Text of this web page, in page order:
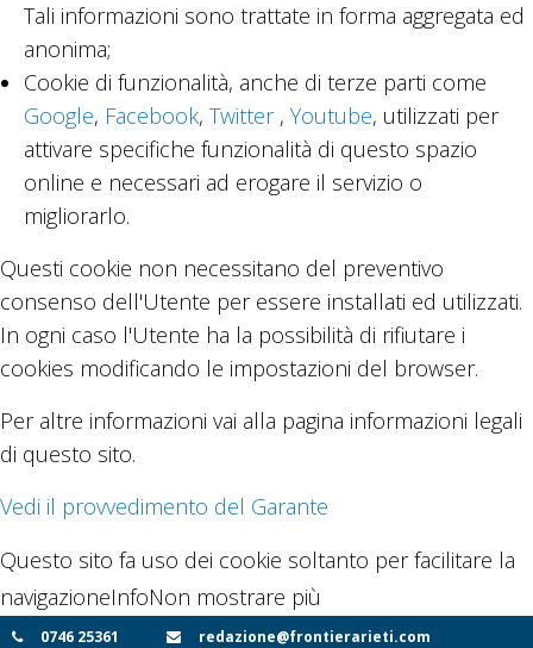
Tali informazioni sono trattate in forma aggregata ed
anonima;
Cookie di funzionalità, anche di terze parti come
Google, Facebook, Twitter, Youtube, utilizzati per
attivare specifiche funzionalità di questo spazio
online e necessari ad erogare il servizio o
migliorarlo.
Questi cookie non necessitano del preventivo
consenso dell'Utente per essere installati ed utilizzati.
In ogni caso l'Utente ha la possibilità di rifiutare i
cookies modificando le impostazioni del browser.
Per altre informazioni vai alla pagina informazioni legali
di questo sito.
Vedi il provvedimento del Garante
Questo sito fa uso dei cookie soltanto per facilitare la
navigazioneInfoNon mostrare più
Skip
0746 25361
redazione@frontierarieti.com